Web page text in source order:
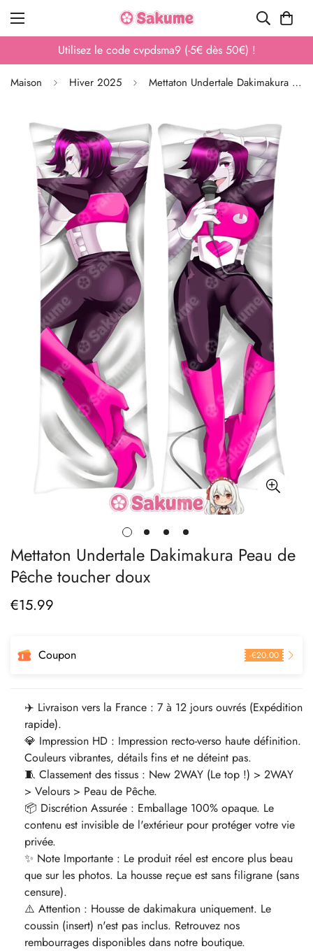
Utilisez le code cvpdsma9 (-5€ dès 50€) !
Maison Hiver 2025 Mettaton Undertale Dakimakura Peau de Pêche toucher doux
Mettaton Undertale Dakimakura Peau de
Pêche toucher doux
Prix
€15.99
Coupon -€20.00
✈️ Livraison vers la France : 7 à 12 jours ouvrés (Expédition
rapide).
💎 Impression HD : Impression recto-verso haute définition.
Couleurs vibrantes, détails fins et ne déteint pas.
🧵 Classement des tissus : New 2WAY (Le top !) > 2WAY
> Velours > Peau de Pêche.
📦 Discrétion Assurée : Emballage 100% opaque. Le
contenu est invisible de l'extérieur pour protéger votre vie
privée.
✨ Note Importante : Le produit réel est encore plus beau
que sur les photos. La housse reçue est sans filigrane (sans
censure).
⚠️ Attention : Housse de dakimakura uniquement. Le
coussin (insert) n'est pas inclus. Retrouvez nos
rembourrages disponibles dans notre boutique.